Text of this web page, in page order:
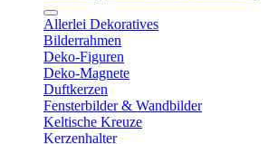
Allerlei Dekoratives
Bilderrahmen
Deko-Figuren
Deko-Magnete
Duftkerzen
Fensterbilder & Wandbilder
Keltische Kreuze
Kerzenhalter